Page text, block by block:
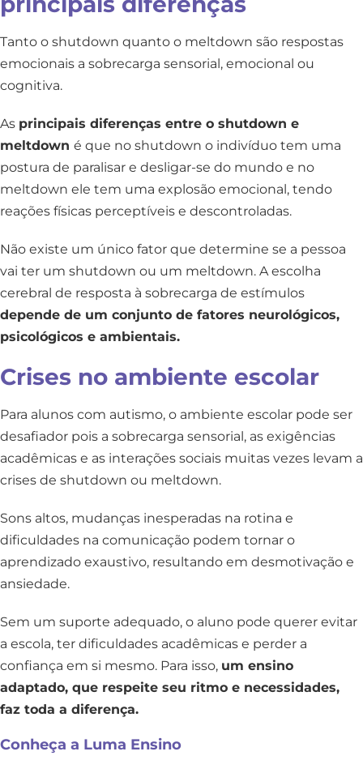
Tanto o shutdown quanto o meltdown são respostas
emocionais a sobrecarga sensorial, emocional ou
cognitiva.
As principais diferenças entre o shutdown e
meltdown é que no shutdown o indivíduo tem uma
postura de paralisar e desligar-se do mundo e no
meltdown ele tem uma explosão emocional, tendo
reações físicas perceptíveis e descontroladas.
Não existe um único fator que determine se a pessoa
vai ter um shutdown ou um meltdown. A escolha
cerebral de resposta à sobrecarga de estímulos
depende de um conjunto de fatores neurológicos,
psicológicos e ambientais.
Crises no ambiente escolar
Para alunos com autismo, o ambiente escolar pode ser
desafiador pois a sobrecarga sensorial, as exigências
acadêmicas e as interações sociais muitas vezes levam a
crises de shutdown ou meltdown.
Sons altos, mudanças inesperadas na rotina e
dificuldades na comunicação podem tornar o
aprendizado exaustivo, resultando em desmotivação e
ansiedade.
Sem um suporte adequado, o aluno pode querer evitar
a escola, ter dificuldades acadêmicas e perder a
confiança em si mesmo. Para isso, um ensino
adaptado, que respeite seu ritmo e necessidades,
faz toda a diferença.
Conheça a Luma Ensino